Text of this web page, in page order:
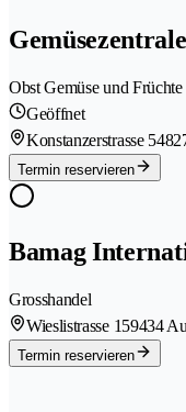
Obst Gemüse und
Geöffnet
Konstanzerstrasse 54
Termin reservieren
Bamag
Grosshandel
Wieslistrasse 159434
Termin reservieren